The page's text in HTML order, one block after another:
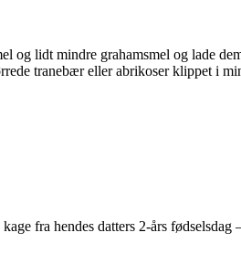
og lidt mindre grahamsmel og lade
tranebær eller abrikoser klippet i
fra hendes datters 2-års